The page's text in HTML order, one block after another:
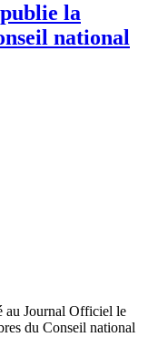
la
national
au Journal Officiel le
du Conseil national